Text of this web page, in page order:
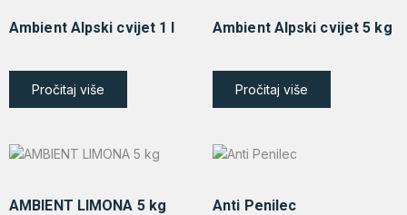
Ambient Alpski cvijet 1 l
Pročitaj više
Ambient Alpski cvijet 5 kg
Pročitaj više
AMBIENT LIMONA 5 kg Anti Penilec